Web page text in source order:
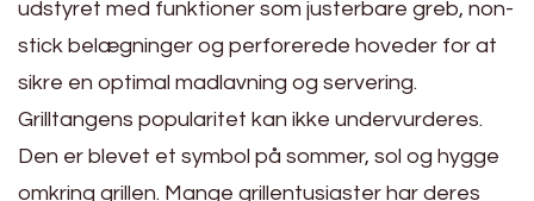
udstyret med funktioner som justerbare greb, non-
stick belægninger og perforerede hoveder for at
sikre en optimal madlavning og servering.
Grilltangens popularitet kan ikke undervurderes.
Den er blevet et symbol på sommer, sol og hygge
omkring grillen. Mange grillentusiaster har deres